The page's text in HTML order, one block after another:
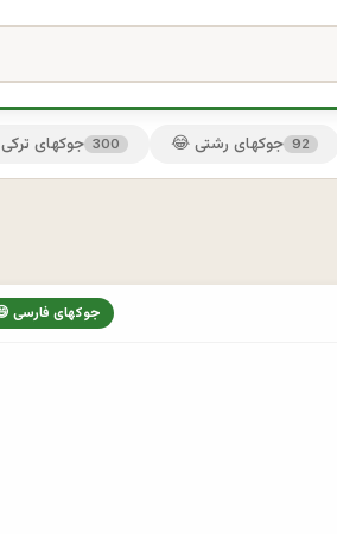
🤣 جوکهای ترکی 300 😂 جوکهای رشتی 92
😄 جوکهای فارسی